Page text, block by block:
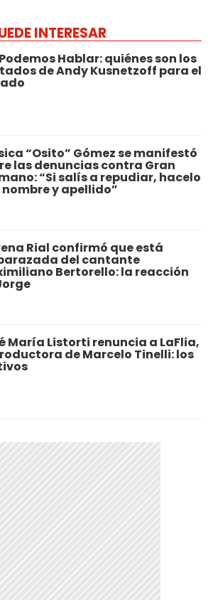
INTERESAR
Hablar: quiénes son los
de Andy Kusnetzoff para el
“Osito” Gómez se manifestó
las denuncias contra Gran
“Si salís a repudiar, hacelo
nombre y apellido”
Rial confirmó que está
del cantante
Bertorello: la reacción
María Listorti renuncia a LaFlia,
de Marcelo Tinelli: los